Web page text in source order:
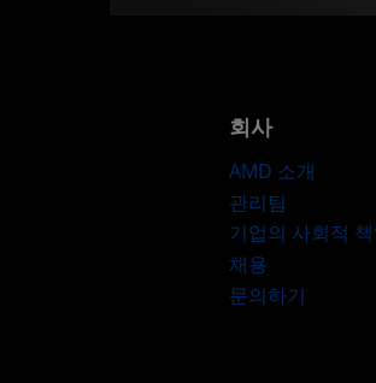
회사
AMD 소개
관리팀
기업의 사회적
채용
문의하기